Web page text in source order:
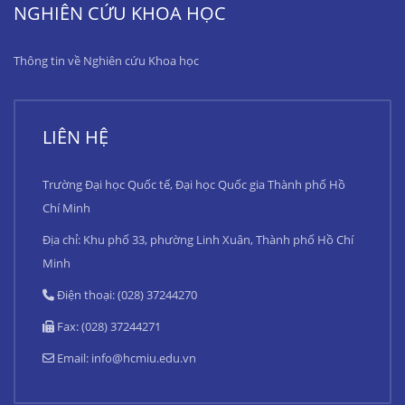
NGHIÊN CỨU KHOA HỌC
Thông tin về Nghiên cứu Khoa học
LIÊN HỆ
Trường Đại học Quốc tế, Đại học Quốc gia Thành phố Hồ
Chí Minh
Địa chỉ: Khu phố 33, phường Linh Xuân, Thành phố Hồ Chí
Minh
Điện thoại: (028) 37244270
Fax: (028) 37244271
Email: info@hcmiu.edu.vn